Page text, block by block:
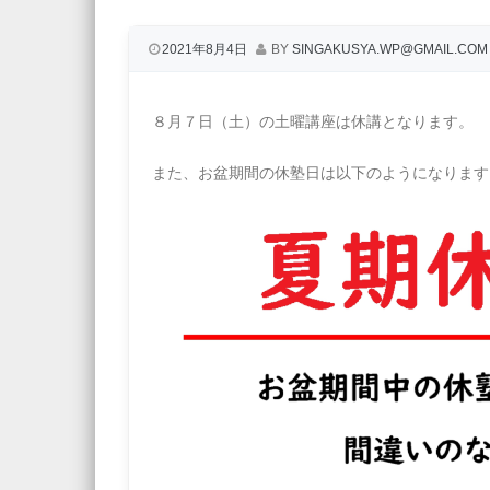
2021年8月4日 BY SINGAKUSYA.WP@GMAIL.COM
８月７日（土）の土曜講座は休講となります。
また、お盆期間の休塾日は以下のようになりま